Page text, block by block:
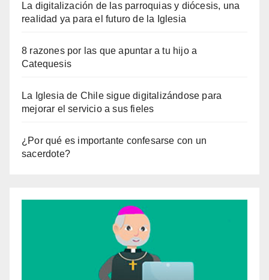
La digitalización de las parroquias y diócesis, una
realidad ya para el futuro de la Iglesia
8 razones por las que apuntar a tu hijo a
Catequesis
La Iglesia de Chile sigue digitalizándose para
mejorar el servicio a sus fieles
¿Por qué es importante confesarse con un
sacerdote?